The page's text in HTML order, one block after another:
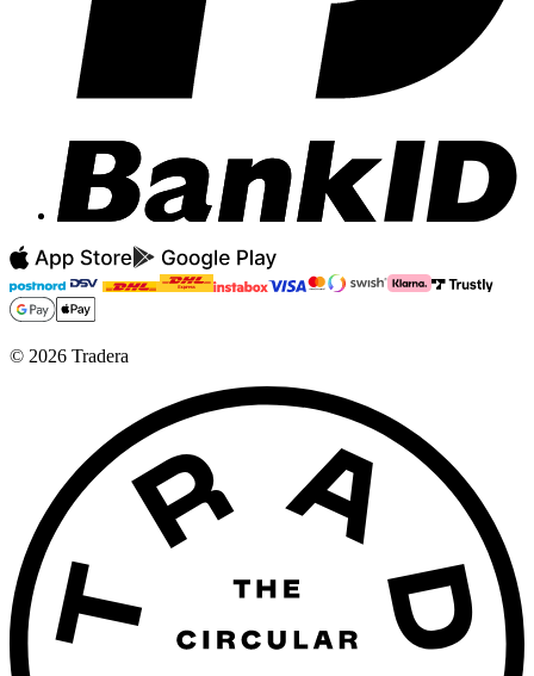
© 2026 Tradera